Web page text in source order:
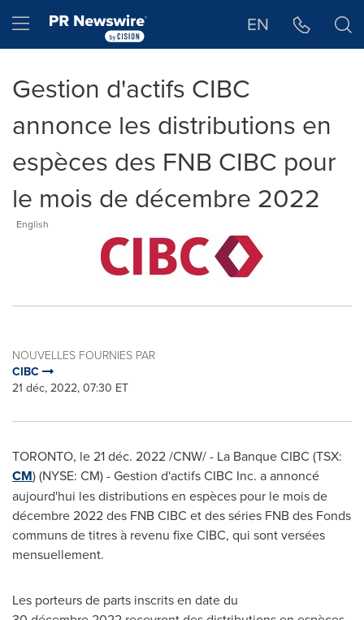
Hamburger menu EN
Gestion d'actifs CIBC
annonce les distributions en
espèces des FNB CIBC pour
le mois de décembre 2022
English
NOUVELLES FOURNIES PAR
CIBC
21 déc, 2022, 07:30 ET
TORONTO, le 21 déc. 2022/CNW/ - La Banque CIBC (TSX:
CM) (NYSE: CM) - Gestion d'actifs CIBC Inc. a annoncé
aujourd'hui les distributions en espèces pour le mois de
décembre 2022 des FNB CIBC et des séries FNB des Fonds
communs de titres à revenu fixe CIBC, qui sont versées
mensuellement.
Les porteurs de parts inscrits en date du